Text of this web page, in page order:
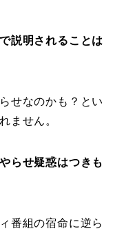
説明されることは
せなのかも？とい
ません。
らせ疑惑はつきも
番組の宿命に逆ら